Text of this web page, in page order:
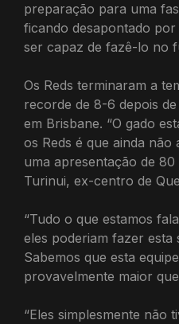
preparação para uma
ficando desapontado
ser capaz de fazê-lo no
Os Reds terminaram a
recorde de 8-6 depois
em Brisbane. “O gado
os Reds é que ainda
uma apresentação de 80
Turinui, ex-centro de
“Tudo o que estamos
eles poderiam fazer esta
Sabemos que esta
provavelmente maior
“Eles simplesmente não